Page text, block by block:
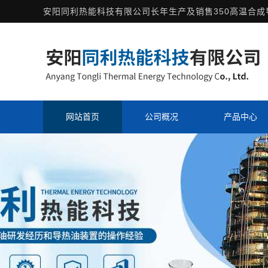
安阳同利热能科技有限公司长年生产及销售350高温合成
网站首页 公司概况 产品中心